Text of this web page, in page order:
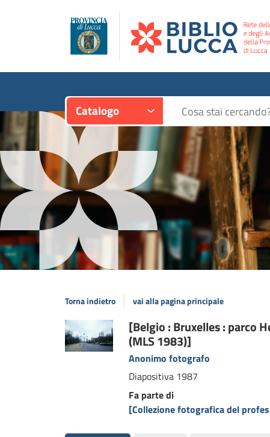
Catalogo Cerca su "Catalogo"
Torna indietro vai alla pagina principale
Dettaglio
del
documento
[Belgio : Bruxelles : parco
(MLS 1983)]
Anonimo fotografo
Diapositiva 1987
Fa parte di
[Collezione fotografica del